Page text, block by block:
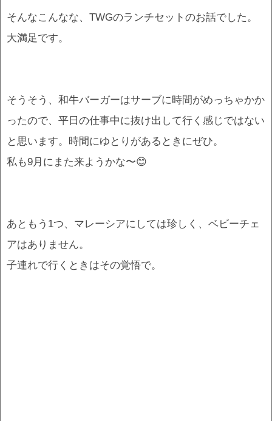
そんなこんなな、TWGのランチセットのお話でした。
大満足です。
そうそう、和牛バーガーはサーブに時間がめっちゃかか
ったので、平日の仕事中に抜け出して行く感じではない
と思います。時間にゆとりがあるときにぜひ。
私も9月にまた来ようかな〜😊
あともう1つ、マレーシアにしては珍しく、ベビーチェ
アはありません。
子連れで行くときはその覚悟で。